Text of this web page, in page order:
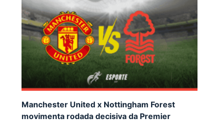
Manchester United x Nottingham Forest
movimenta rodada decisiva da Premier